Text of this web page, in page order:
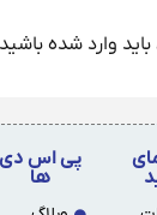
وارد شده
پی اس دی
ها